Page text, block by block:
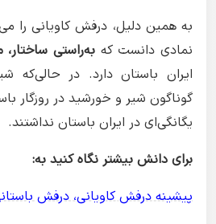
به همین دلیل، درفش کاویانی را
نمادی دانست که به‌راستی
ایران باستان دارد. در حالی‌که
گوناگون شیر و خورشید در روزگار
یگانگی‌ای در ایران باستان نداشتند.
برای دانش بیشتر نگاه کنید به:
پیشینه درفش کاویانی، درفش